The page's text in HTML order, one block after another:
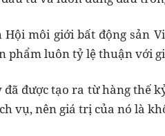
môi giới bất động sản
phẩm luôn tỷ lệ thuận với
được tạo ra từ hàng thế
vụ, nên giá trị của nó là